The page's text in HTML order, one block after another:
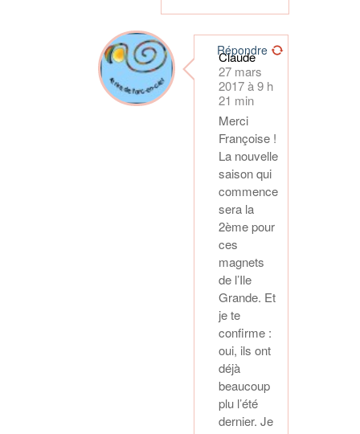
Claude
27 mars
2017 à 9 h
21 min
Merci
Françoise !
La nouvelle
saison qui
commence
sera la
2ème pour
ces
magnets
de l’Ile
Grande. Et
je te
confirme :
oui, ils ont
déjà
beaucoup
plu l’été
dernier. Je
Répondre